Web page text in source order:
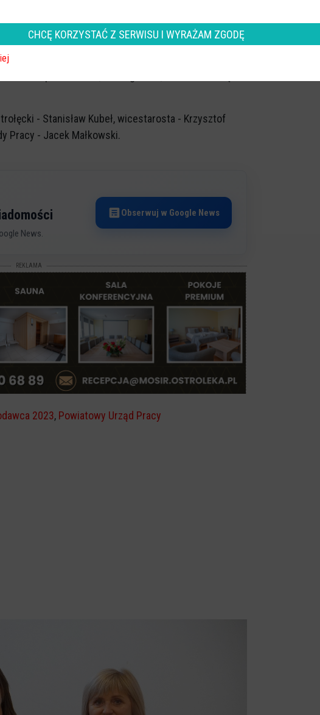
Komandytowa, Wólka Brzezińska 38A, 07-440
Spółka Jawna, ul. Targowa 8, 07-410 Ostrołęka -
- Stanisław Kubeł, wicestarosta - Krzysztof
Pracy - Jacek Małkowski.
News.
Obserwuj w Google News
REKLAMA
2023, Powiatowy Urząd Pracy
CHCĘ KORZYSTAĆ Z SERWISU I WYRAŻAM ZGODĘ